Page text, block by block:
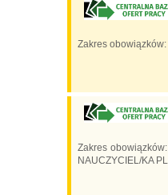
Zakres
Zakres
NAUCZYCIEL/KA